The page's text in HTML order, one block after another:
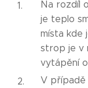
Na rozdíl
je teplo
místa kde
strop je v
vytápění
V případě